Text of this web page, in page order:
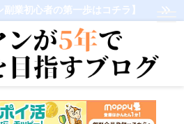
副業初心者の第一歩はコチラ】